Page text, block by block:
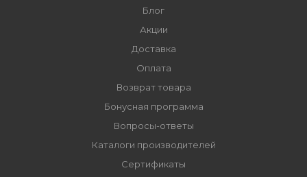
Блог
Акции
Доставка
Оплата
Возврат товара
Бонусная программа
Вопросы-ответы
Каталоги производителей
Сертификаты